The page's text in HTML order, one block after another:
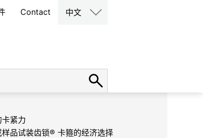
Contact 中文
紧力
品试装齿锁® 卡箍的经济选择